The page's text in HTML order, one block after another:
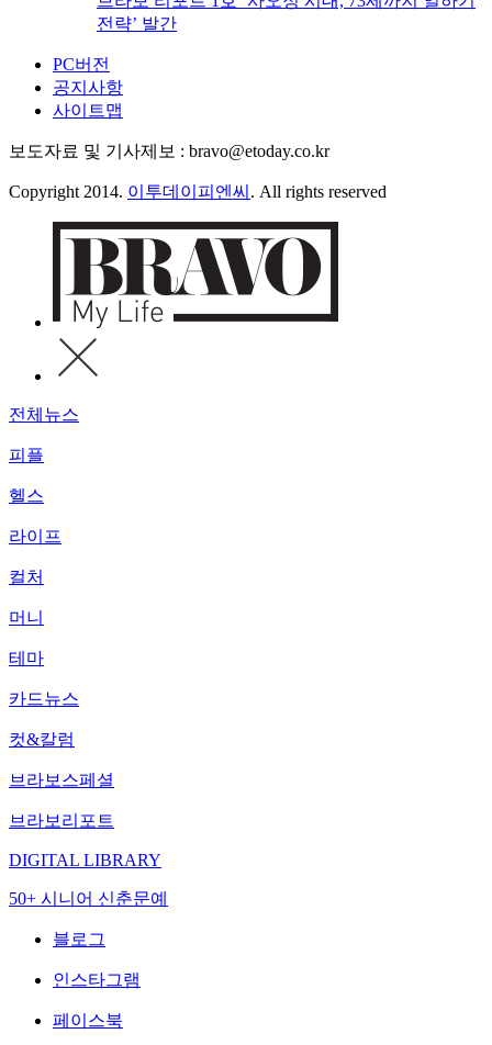
전략’ 발간
PC버전
공지사항
사이트맵
보도자료 및 기사제보 : bravo@etoday.co.kr
Copyright 2014. 이투데이피엔씨 . All rights reserved
전체뉴스
피플
헬스
라이프
컬처
머니
테마
카드뉴스
컷&칼럼
브라보스페셜
브라보리포트
DIGITAL LIBRARY
50+ 시니어 신춘문예
블로그
인스타그램
페이스북